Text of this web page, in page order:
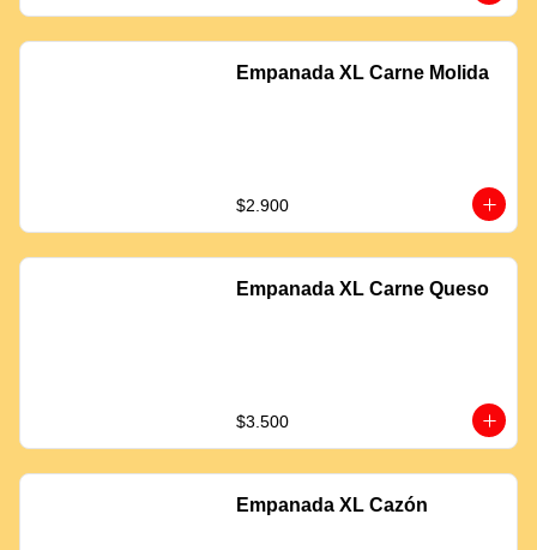
Empanada XL Carne Molida
$2.900
Empanada XL Carne Queso
$3.500
Empanada XL Cazón